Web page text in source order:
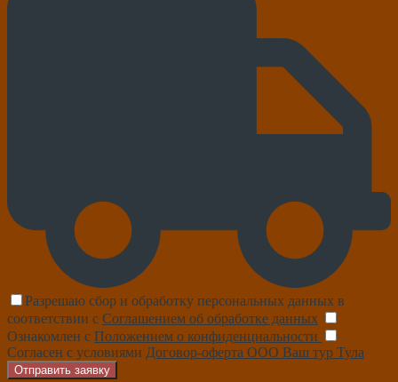
Разрешаю сбор и обработку персональных данных в
соответствии с Соглашением об обработке данных
Ознакомлен с Положением о конфиденциальности
Согласен с условиями Договор-оферта ООО Ваш тур Тула
Отправить заявку